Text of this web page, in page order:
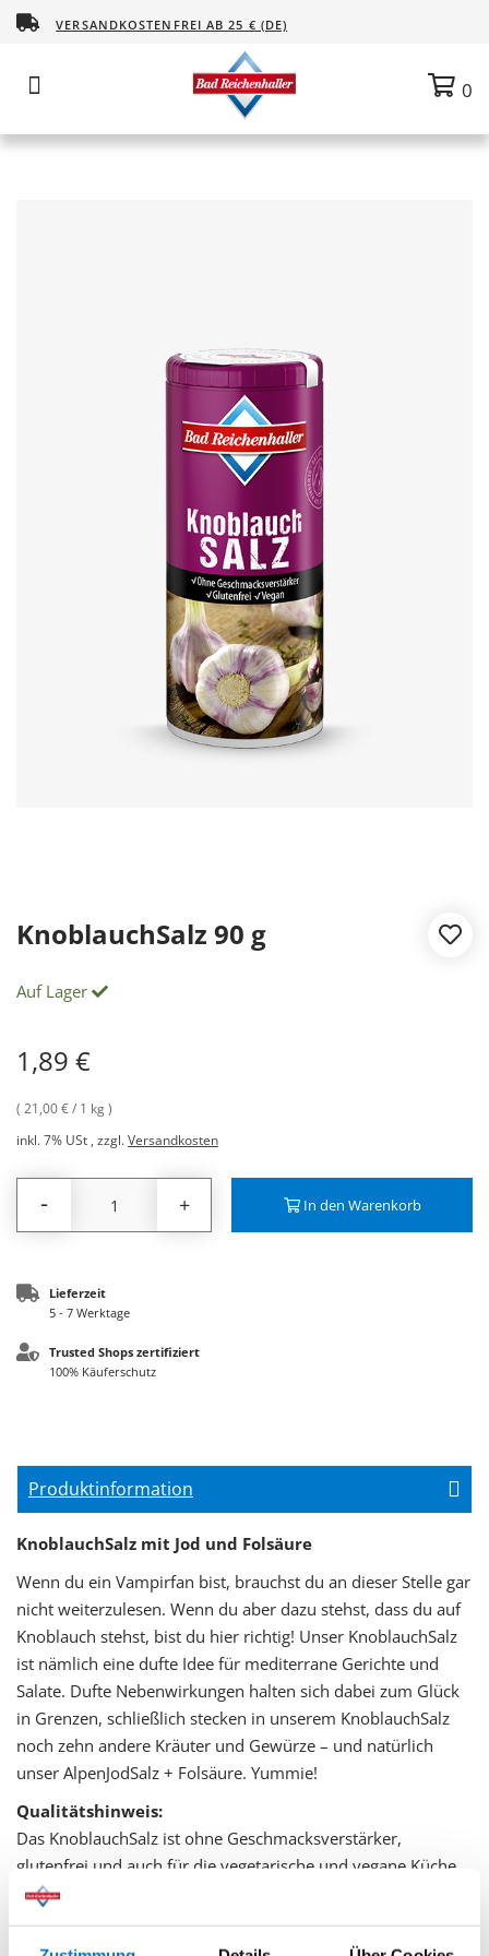
VERSANDKOSTENFREI AB 25 € (DE)
KnoblauchSalz 90 g
Auf Lager
1,89 €
inkl. 7% USt , zzgl.Versandkosten
21,00 €/ 1 kg
- + In den Warenkorb
Lieferzeit
5 - 7 Werktage
Trusted Shops zertifiziert
100% Käuferschutz
Produktinformation
KnoblauchSalz mit Jod und Folsäure
Wenn du ein Vampirfan bist, brauchst du an dieser Stelle gar
nicht weiterzulesen. Wenn du aber dazu stehst, dass du auf
Knoblauch stehst, bist du hier richtig! Unser KnoblauchSalz
ist nämlich eine dufte Idee für mediterrane Gerichte und
Salate. Dufte Nebenwirkungen halten sich dabei zum Glück
in Grenzen, schließlich stecken in unserem KnoblauchSalz
noch zehn andere Kräuter und Gewürze – und natürlich
unser AlpenJodSalz + Folsäure. Yummie!
Qualitätshinweis:
Das KnoblauchSalz ist ohne Geschmacksverstärker,
glutenfrei und auch für die vegetarische und vegane Küche
geeignet.
Zutaten: